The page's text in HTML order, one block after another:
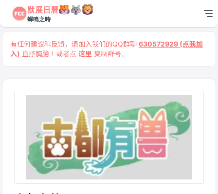
獸展日曆
蟬鳴之時
有任何建议和反馈，请加入我们的QQ群聊 630572929 (点我加
入) 直抒胸臆！或者点 这里 复制群号。